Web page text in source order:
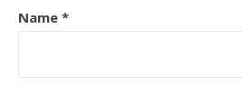
Name *